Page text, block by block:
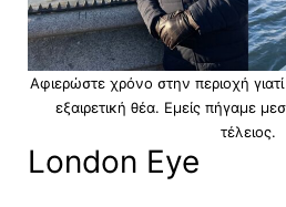
Αφιερώστε χρόνο στην περιοχή
εξαιρετική θέα. Εμείς πήγαμε
τέλειος.
London Eye